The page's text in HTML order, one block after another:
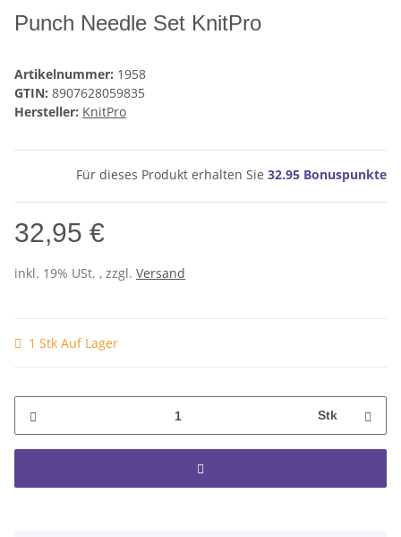
Punch Needle Set KnitPro
Artikelnummer: 1958
GTIN: 8907628059835
Hersteller: KnitPro
Für dieses Produkt erhalten Sie 32.95 Bonuspunkte
32,95 €
inkl. 19% USt. , zzgl. Versand
1 Stk Auf Lager
Stk